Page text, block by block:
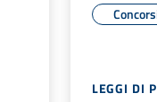
LEGGI DI